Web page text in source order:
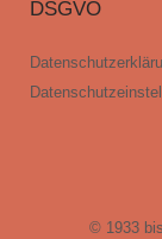
DSGVO
© 1933